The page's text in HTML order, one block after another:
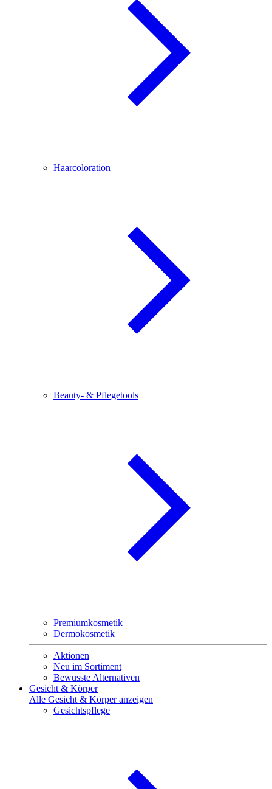
Haarcoloration
Beauty- & Pflegetools
Premiumkosmetik
Dermokosmetik
Aktionen
Neu im Sortiment
Bewusste Alternativen
Gesicht & Körper
Alle Gesicht & Körper anzeigen
Gesichtspflege